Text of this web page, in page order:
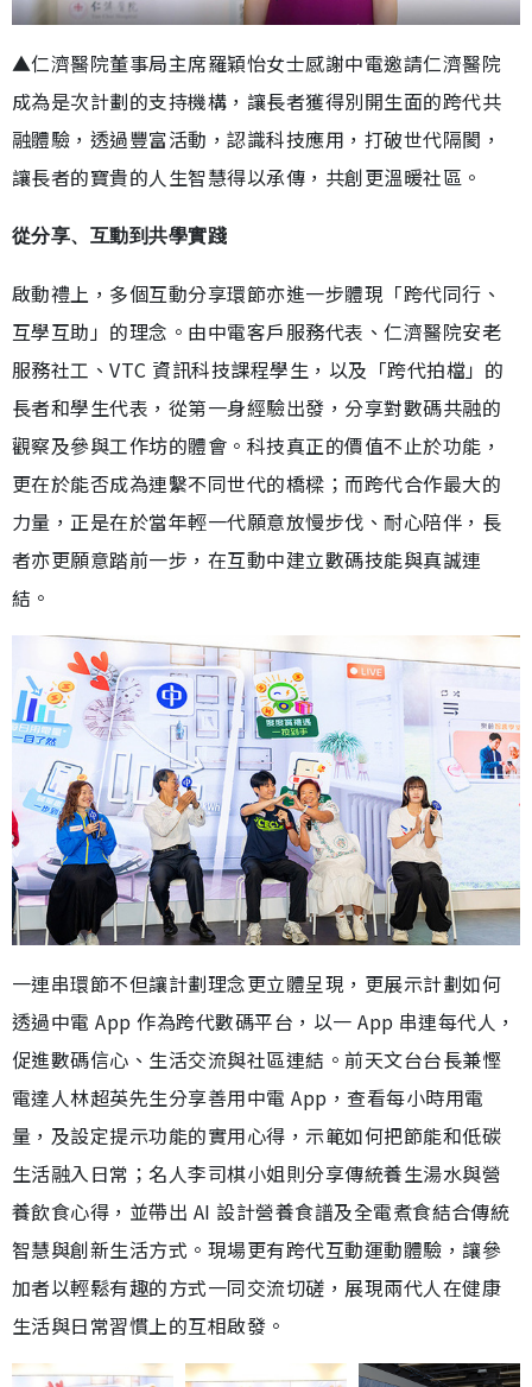
▲仁濟醫院董事局主席羅穎怡女士感謝中電邀請仁濟醫院
成為是次計劃的支持機構，讓長者獲得別開生面的跨代共
融體驗，透過豐富活動，認識科技應用，打破世代隔閡，
讓長者的寶貴的人生智慧得以承傳，共創更溫暖社區。
從分享、互動到共學實踐
啟動禮上，多個互動分享環節亦進一步體現「跨代同行、
互學互助」的理念。由中電客戶服務代表、仁濟醫院安老
服務社工、VTC 資訊科技課程學生，以及「跨代拍檔」的
長者和學生代表，從第一身經驗出發，分享對數碼共融的
觀察及參與工作坊的體會。科技真正的價值不止於功能，
更在於能否成為連繫不同世代的橋樑；而跨代合作最大的
力量，正是在於當年輕一代願意放慢步伐、耐心陪伴，長
者亦更願意踏前一步，在互動中建立數碼技能與真誠連
結。
一連串環節不但讓計劃理念更立體呈現，更展示計劃如何
透過中電 App 作為跨代數碼平台，以一 App 串連每代人，
促進數碼信心、生活交流與社區連結。前天文台台長兼慳
電達人林超英先生分享善用中電 App，查看每小時用電
量，及設定提示功能的實用心得，示範如何把節能和低碳
生活融入日常；名人李司棋小姐則分享傳統養生湯水與營
養飲食心得，並帶出 AI 設計營養食譜及全電煮食結合傳統
智慧與創新生活方式。現場更有跨代互動運動體驗，讓參
加者以輕鬆有趣的方式一同交流切磋，展現兩代人在健康
生活與日常習慣上的互相啟發。